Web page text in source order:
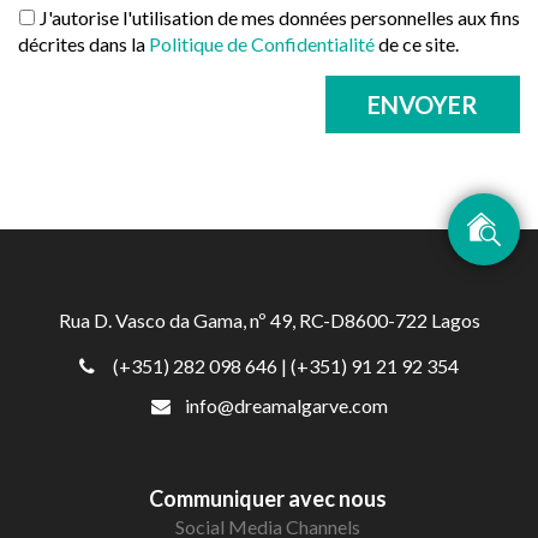
J'autorise l'utilisation de mes données personnelles aux fins
décrites dans la Politique de Confidentialitéde ce site.
ENVOYER
Rua D. Vasco da Gama, nº 49, RC-D8600-722 Lagos
(+351) 282 098 646 | (+351) 91 21 92 354
info@dreamalgarve.com
Communiquer avec nous
Social Media Channels